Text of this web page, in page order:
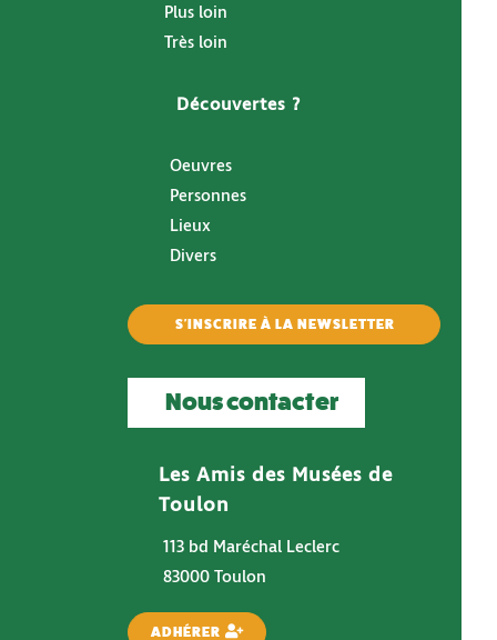
Plus loin
Très loin
Découvertes ?
Oeuvres
Personnes
Lieux
Divers
S'INSCRIRE À LA NEWSLETTER
Nous contacter
Les Amis des Musées de
Toulon
113 bd Maréchal Leclerc
83000 Toulon
ADHÉRER